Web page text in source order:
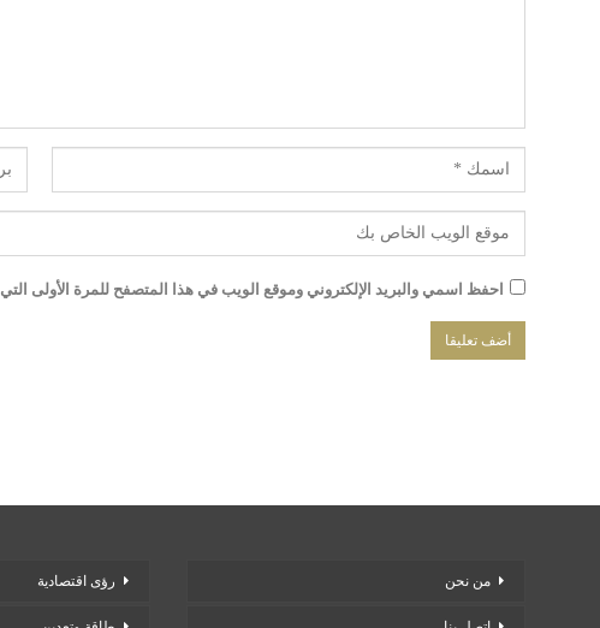
احفظ اسمي والبريد الإلكتروني وموقع الويب في هذا المتصفح للمرة الأولى
من نحن رؤى اقتصادية